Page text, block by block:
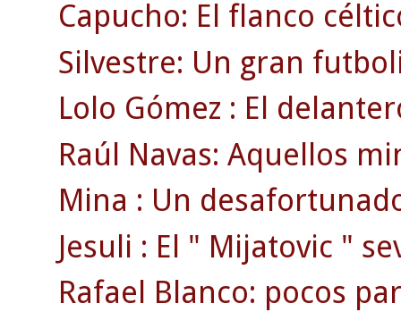
Capucho: El flanco
Silvestre: Un gran
Lolo Gómez : El
Raúl Navas: Aquellos
Mina : Un
Jesuli : El " Mijatovic "
Rafael Blanco: pocos